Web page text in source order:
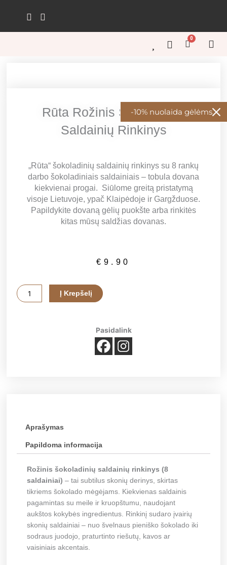
0
Cart
Rūta Rožinis Šokoladinių
Saldainių Rinkinys
„Rūta“ šokoladinių saldainių rinkinys su 8 rankų
darbo šokoladiniais saldainiais – tobula dovana
kiekvienai progai. Siūlome greitą pristatymą
visoje Lietuvoje, ypač Klaipėdoje ir Gargžduose.
Papildykite dovaną gėlių puokšte arba rinkitės
kitas mūsų saldžias dovanas.
€ 9.90
produkto
kiekis:
Į Krepšelį
Pasidalink
Aprašymas
Papildoma informacija
Rožinis šokoladinių saldainių rinkinys (8
saldainiai) – tai subtilus skonių derinys, skirtas
tikriems šokolado mėgėjams. Kiekvienas saldainis
pagamintas su meile ir kruopštumu, naudojant
aukštos kokybės ingredientus. Rinkinį sudaro įvairių
skonių saldainiai – nuo švelnaus pieniško šokolado iki
sodraus juodojo, praturtinto riešutų, kavos ar
vaisiniais akcentais.
-10% nuolaida gėlėms